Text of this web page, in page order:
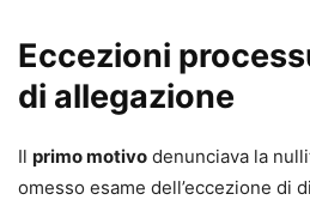
regionale per la nomina di
C.C.I.A.A. di Napoli. Coordinatrice
studio presso il COA di Napoli su
esdebitazione”. Autrice di
diritto bancario e finanziario,
Eccezioni
di allegazione
Il primo motivo denunciava la
omesso esame dell’eccezione di